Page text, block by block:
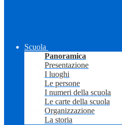
Scuola
Panoramica
Presentazione
I luoghi
Le persone
I numeri della scuola
Le carte della scuola
Organizzazione
La storia